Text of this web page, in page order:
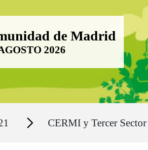
Comunidad de
de Madrid
2026
Secciones CERMI y Tercer Sector